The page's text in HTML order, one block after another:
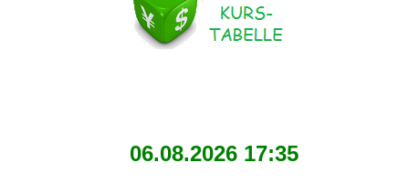
06.08.2026 17:35